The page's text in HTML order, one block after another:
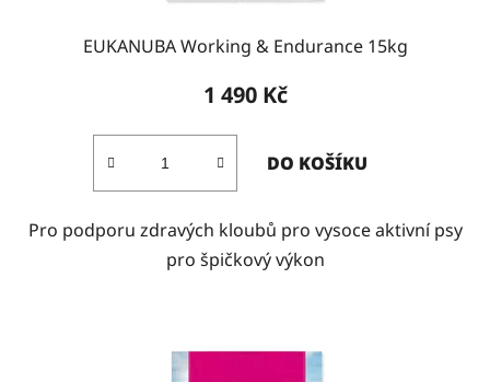
EUKANUBA Working & Endurance 15kg
1 490 Kč
DO KOŠÍKU
Pro podporu zdravých kloubů pro vysoce aktivní psy
pro špičkový výkon